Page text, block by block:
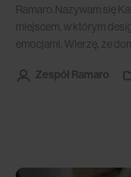
Ramaro.Nazywam się
miejscem, w którym
emocjami. Wierzę, że
Zespół Ramaro